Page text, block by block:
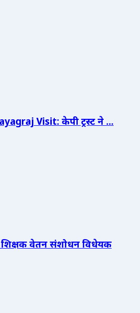
Visit: केपी ट्रस्ट ने ...
वेतन संशोधन विधेयक